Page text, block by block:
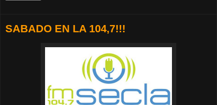
SABADO EN LA 104,7!!!